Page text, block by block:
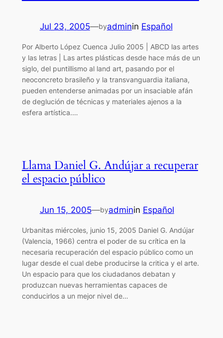
Jul 23, 2005—byadminin Español
Por Alberto López Cuenca Julio 2005 | ABCD las artes
y las letras | Las artes plásticas desde hace más de un
siglo, del puntillismo al land art, pasando por el
neoconcreto brasileño y la transvanguardia italiana,
pueden entenderse animadas por un insaciable afán
de deglución de técnicas y materiales ajenos a la
esfera artística.…
Llama Daniel G. Andújar a recuperar
el espacio público
Jun 15, 2005—byadminin Español
Urbanitas miércoles, junio 15, 2005 Daniel G. Andújar
(Valencia, 1966) centra el poder de su crítica en la
necesaria recuperación del espacio público como un
lugar desde el cual debe producirse la critica y el arte.
Un espacio para que los ciudadanos debatan y
produzcan nuevas herramientas capaces de
conducirlos a un mejor nivel de…